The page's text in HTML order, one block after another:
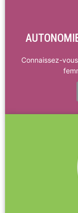
Connaissez-